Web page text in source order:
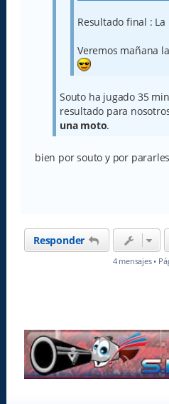
Resultado final :
Veremos mañana
Souto ha jugado 35
resultado para
una moto.
bien por souto y por pararles
Responder
4 mensajes •